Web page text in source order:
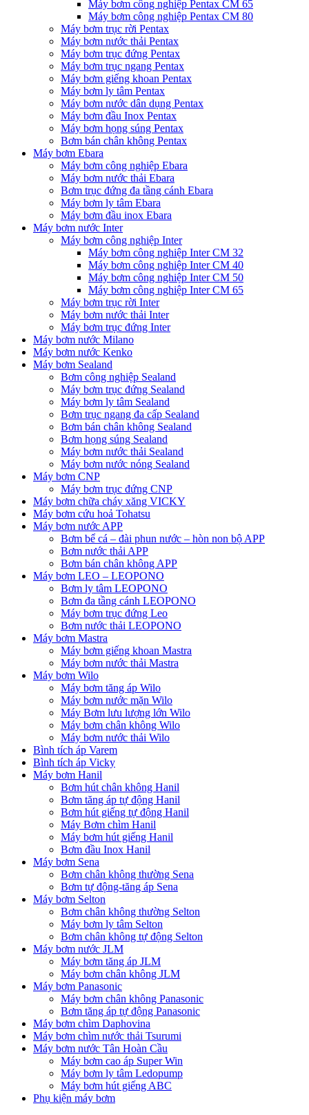
Máy bơm công nghiệp Pentax CM 65
Máy bơm công nghiệp Pentax CM 80
Máy bơm trục rời Pentax
Máy bơm nước thải Pentax
Máy bơm trục đứng Pentax
Máy bơm trục ngang Pentax
Máy bơm giếng khoan Pentax
Máy bơm ly tâm Pentax
Máy bơm nước dân dụng Pentax
Máy bơm đầu Inox Pentax
Máy bơm họng súng Pentax
Bơm bán chân không Pentax
Máy bơm Ebara
Máy bơm công nghiệp Ebara
Máy bơm nước thải Ebara
Bơm trục đứng đa tầng cánh Ebara
Máy bơm ly tâm Ebara
Máy bơm đầu inox Ebara
Máy bơm nước Inter
Máy bơm công nghiệp Inter
Máy bơm công nghiệp Inter CM 32
Máy bơm công nghiệp Inter CM 40
Máy bơm công nghiệp Inter CM 50
Máy bơm công nghiệp Inter CM 65
Máy bơm trục rời Inter
Máy bơm nước thải Inter
Máy bơm trục đứng Inter
Máy bơm nước Milano
Máy bơm nước Kenko
Máy bơm Sealand
Bơm công nghiệp Sealand
Máy bơm trục đứng Sealand
Máy bơm ly tâm Sealand
Bơm trục ngang đa cấp Sealand
Bơm bán chân không Sealand
Bơm họng súng Sealand
Máy bơm nước thải Sealand
Máy bơm nước nóng Sealand
Máy bơm CNP
Máy bơm trục đứng CNP
Máy bơm chữa cháy xăng VICKY
Máy bơm cứu hoả Tohatsu
Máy bơm nước APP
Bơm bể cá – đài phun nước – hòn non bộ APP
Bơm nước thải APP
Bơm bán chân không APP
Máy bơm LEO – LEOPONO
Bơm ly tâm LEOPONO
Bơm đa tầng cánh LEOPONO
Máy bơm trục đứng Leo
Bơm nước thải LEOPONO
Máy bơm Mastra
Máy bơm giếng khoan Mastra
Máy bơm nước thải Mastra
Máy bơm Wilo
Máy bơm tăng áp Wilo
Máy bơm nước mặn Wilo
Máy Bơm lưu lượng lớn Wilo
Máy bơm chân không Wilo
Máy bơm nước thải Wilo
Bình tích áp Varem
Bình tích áp Vicky
Máy bơm Hanil
Bơm hút chân không Hanil
Bơm tăng áp tự động Hanil
Bơm hút giếng tự động Hanil
Máy Bơm chìm Hanil
Máy bơm hút giếng Hanil
Bơm đầu Inox Hanil
Máy bơm Sena
Bơm chân không thường Sena
Bơm tự động-tăng áp Sena
Máy bơm Selton
Bơm chân không thường Selton
Máy bơm ly tâm Selton
Bơm chân không tự động Selton
Máy bơm nước JLM
Máy bơm tăng áp JLM
Máy bơm chân không JLM
Máy bơm Panasonic
Máy bơm chân không Panasonic
Bơm tăng áp tự động Panasonic
Máy bơm chìm Daphovina
Máy bơm chìm nước thải Tsurumi
Máy bơm nước Tân Hoàn Cầu
Máy bơm cao áp Super Win
Máy bơm ly tâm Ledopump
Máy bơm hút giếng ABC
Phụ kiện máy bơm